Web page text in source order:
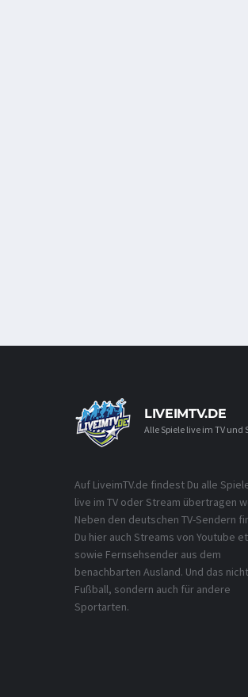
LIVEIMTV.DE
Alle Spiele live im TV und
Auf LiveimTV.de findest Du alle
live im TV oder Stream übertragen
Neben den deutschen TV-Sendern
Du hier auch Streams von Youtube
sowie Fernsehsender aus dem
benachbarten Ausland. Und das
Fußball, sondern auch für andere
Sportarten.